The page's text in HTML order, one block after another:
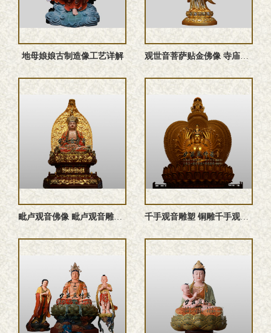
地母娘娘古制造像工艺详解 观世音菩萨贴金佛像 寺庙大型殿堂造像厂家可定做
‌毗卢观音佛像 ‌毗卢观音雕塑 ‌毗卢观音塑像 铜雕‌毗卢观 ... 千手观音雕塑 铜雕千手观音佛像 千手观音佛像 千手观音塑像